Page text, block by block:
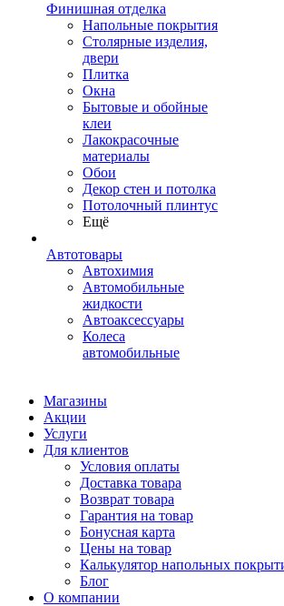
Финишная отделка
Напольные покрытия
Столярные изделия,
двери
Плитка
Окна
Бытовые и обойные
клеи
Лакокрасочные
материалы
Обои
Декор стен и потолка
Потолочный плинтус
Ещё
Автотовары
Автохимия
Автомобильные
жидкости
Автоаксессуары
Колеса
автомобильные
Магазины
Акции
Услуги
Для клиентов
Условия оплаты
Доставка товара
Возврат товара
Гарантия на товар
Бонусная карта
Цены на товар
Калькулятор напольных
Блог
О компании